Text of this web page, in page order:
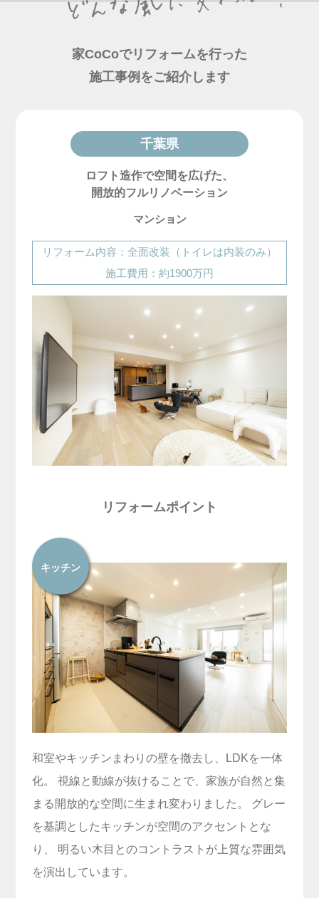
家CoCoでリフォームを行った
施工事例をご紹介します
千葉県
ロフト造作で空間を広げた、
開放的フルリノベーション
マンション
リフォーム内容：全面改装（トイレは内装のみ）
施工費用：約1900万円
リフォームポイント
キッチン
和室やキッチンまわりの壁を撤去し、LDKを一体
化。 視線と動線が抜けることで、家族が自然と集
まる開放的な空間に生まれ変わりました。 グレー
を基調としたキッチンが空間のアクセントとな
り、 明るい木目とのコントラストが上質な雰囲気
を演出しています。